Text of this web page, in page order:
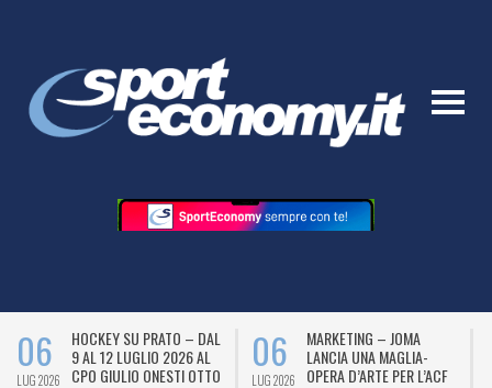
06
LUG 2026
HOCKEY SU PRATO – DAL
9 AL 12 LUGLIO 2026 AL
CPO GIULIO ONESTI OTTO
06
LUG 2026
MARKETING – JOMA
LANCIA UNA MAGLIA-
OPERA D’ARTE PER L’ACF